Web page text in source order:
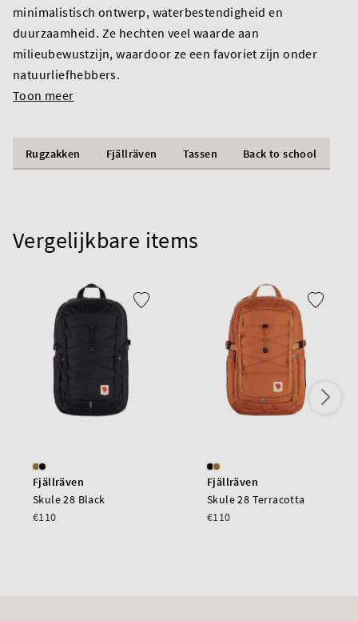
minimalistisch ontwerp, waterbestendigheid en
duurzaamheid. Ze hechten veel waarde aan
milieubewustzijn, waardoor ze een favoriet zijn onder
natuurliefhebbers.
Toon meer
Rugzakken Fjällräven Tassen Back to school
Vergelijkbare items
Fjällräven
Skule 28 Black
€110
Fjällräven
Skule 28 Terracotta
€110